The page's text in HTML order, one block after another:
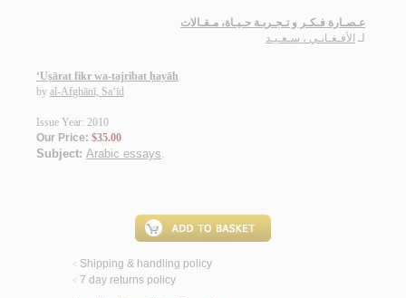
عـصـارة فـكـر و تـجـربـة حـيـاة، مـقـالات
لـ الأفـغـانـي ، سـعـيـد
‘Uṣārat fikr wa-tajribat ḥayāh
by al-Afghānī, Sa‘īd
Issue Year: 2010
Our Price: $35.00
Subject: Arabic essays.
< Shipping & handling policy
< 7 day returns policy